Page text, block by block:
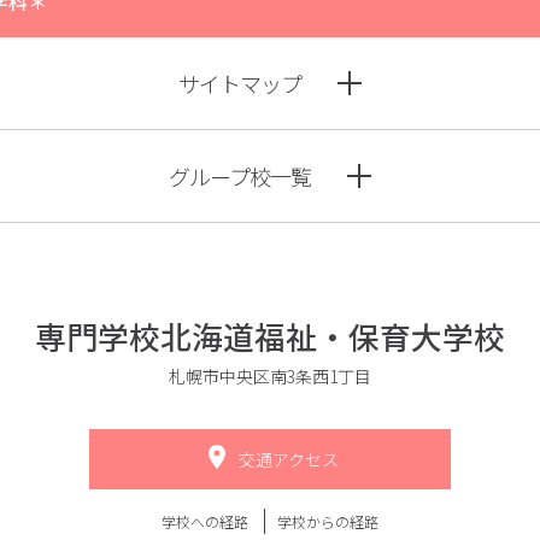
サイトマップ
グループ校一覧
専門学校北海道福祉・保育大学校
札幌市中央区南3条西1丁目
交通アクセス
学校への経路 学校からの経路